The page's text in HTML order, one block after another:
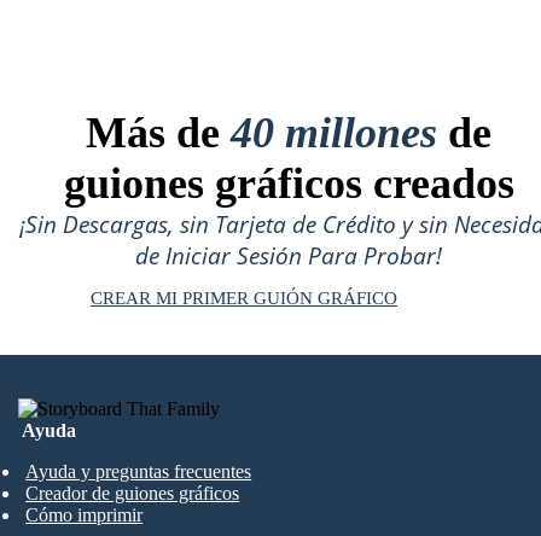
Más de40 millones de
guiones gráficos creados
¡Sin Descargas, sin Tarjeta de Crédito y sin
de Iniciar Sesión Para Probar!
CREAR MI PRIMER GUIÓN GRÁFICO
Ayuda
Ayuda y preguntas frecuentes
Creador de guiones gráficos
Cómo imprimir